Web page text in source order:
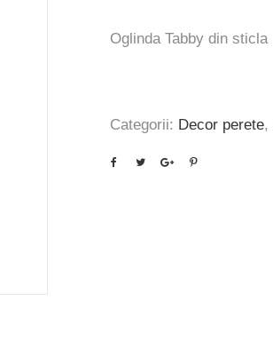
Oglinda Tabby din sticla
Categorii: Decor perete,